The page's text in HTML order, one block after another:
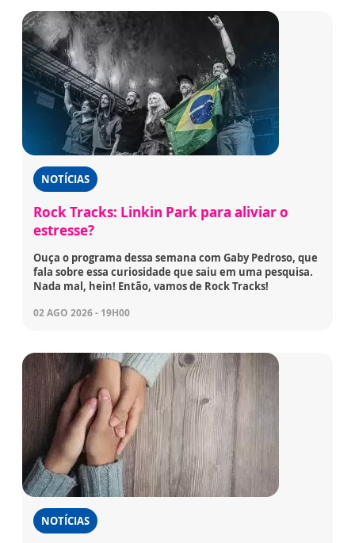
NOTÍCIAS
Rock Tracks: Linkin Park para aliviar o
estresse?
Ouça o programa dessa semana com Gaby Pedroso, que
fala sobre essa curiosidade que saiu em uma pesquisa.
Nada mal, hein! Então, vamos de Rock Tracks!
02 AGO 2026 - 19H00
NOTÍCIAS